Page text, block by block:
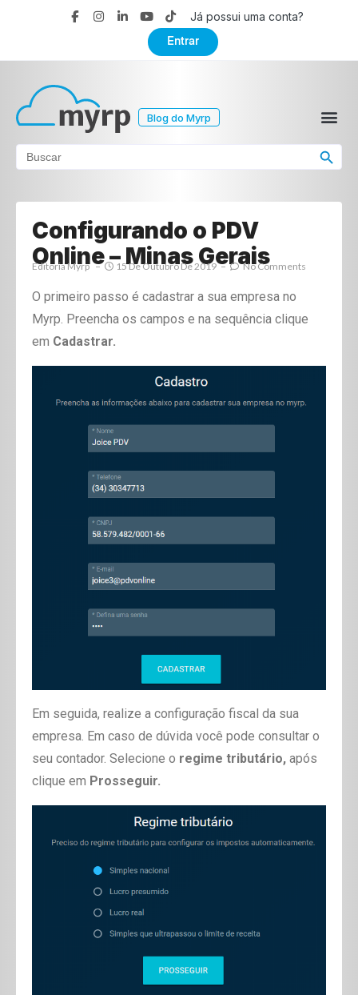
Já possui uma conta?
Entrar
Blog do Myrp
Search
for:
Search Button
Configurando o PDV
Online – Minas Gerais
Editoria Myrp 15 De Outubro De 2019 No Comments
O primeiro passo é cadastrar a sua empresa no
Myrp. Preencha os campos e na sequência clique
em Cadastrar.
Em seguida, realize a configuração fiscal da sua
empresa. Em caso de dúvida você pode consultar o
seu contador. Selecione o regime tributário, após
clique em Prosseguir.